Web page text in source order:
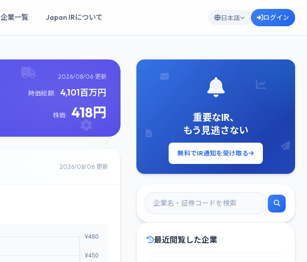
企業一覧 Japan IRについて 日本語 ログイン
2026/08/06 更新
時価総額: 4,101百万円
株価: 418円
2026/08/06 更新
重要なIR、
もう見逃さない
無料でIR通知を受け取る
最近閲覧した企業